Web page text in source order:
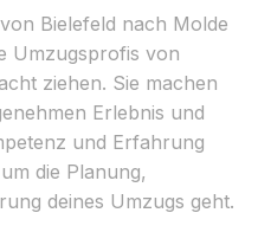
Bielefeld nach Molde
Umzugsprofis von
ziehen. Sie machen
Erlebnis und
und Erfahrung
die Planung,
deines Umzugs geht.